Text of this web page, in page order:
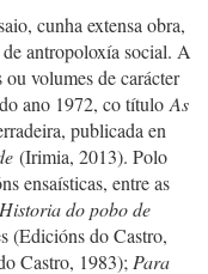
cunha extensa obra,
antropoloxía social. A
volumes de carácter
ano 1972, co título As
publicada en
(Irimia, 2013). Polo
ensaísticas, entre as
Historia do pobo de
(Edicións do Castro,
Castro, 1983); Para